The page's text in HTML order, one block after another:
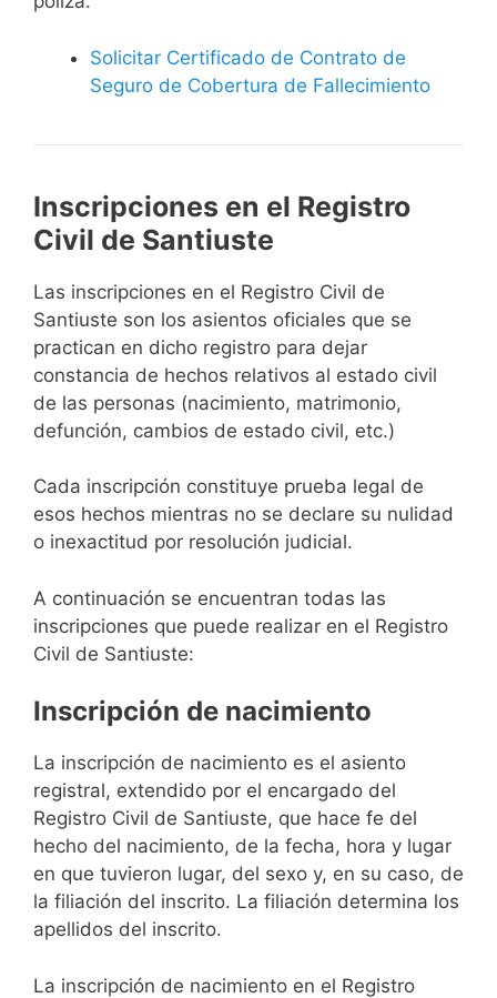
Solicitar Certificado de Contrato de
Seguro de Cobertura de Fallecimiento
Inscripciones en el Registro
Civil de Santiuste
Las inscripciones en el Registro Civil de
Santiuste son los asientos oficiales que se
practican en dicho registro para dejar
constancia de hechos relativos al estado civil
de las personas (nacimiento, matrimonio,
defunción, cambios de estado civil, etc.)
Cada inscripción constituye prueba legal de
esos hechos mientras no se declare su nulidad
o inexactitud por resolución judicial.
A continuación se encuentran todas las
inscripciones que puede realizar en el Registro
Civil de Santiuste:
Inscripción de nacimiento
La inscripción de nacimiento es el asiento
registral, extendido por el encargado del
Registro Civil de Santiuste, que hace fe del
hecho del nacimiento, de la fecha, hora y lugar
en que tuvieron lugar, del sexo y, en su caso, de
la filiación del inscrito. La filiación determina los
apellidos del inscrito.
La inscripción de nacimiento en el Registro